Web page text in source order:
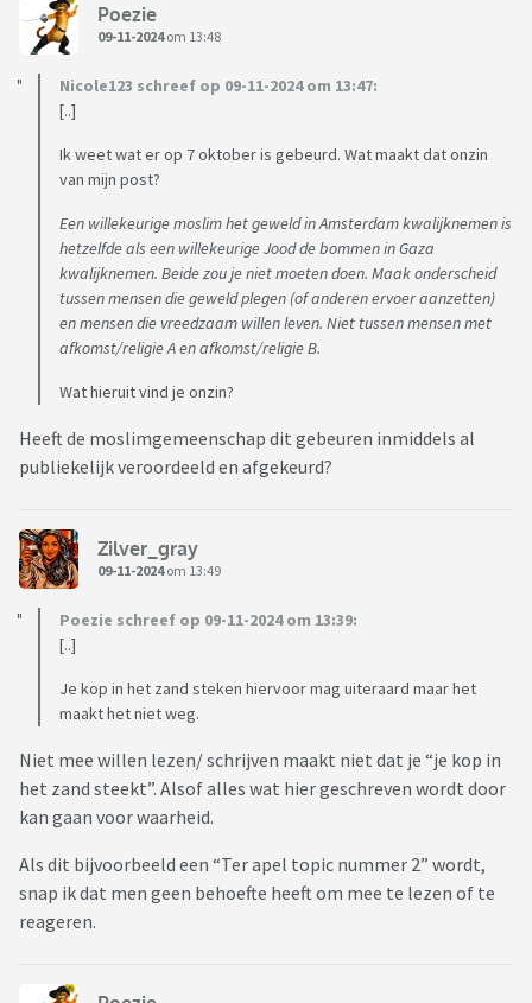
Poezie
09-11-2024om 13:48
Nicole123 schreef op 09-11-2024 om 13:47:
[..]
Ik weet wat er op 7 oktober is gebeurd. Wat maakt dat onzin
van mijn post?
Een willekeurige moslim het geweld in Amsterdam kwalijknemen is
hetzelfde als een willekeurige Jood de bommen in Gaza
kwalijknemen. Beide zou je niet moeten doen. Maak onderscheid
tussen mensen die geweld plegen (of anderen ervoer aanzetten)
en mensen die vreedzaam willen leven. Niet tussen mensen met
afkomst/religie A en afkomst/religie B.
Wat hieruit vind je onzin?
Heeft de moslimgemeenschap dit gebeuren inmiddels al
publiekelijk veroordeeld en afgekeurd?
Zilver_gray
09-11-2024om 13:49
Poezie schreef op 09-11-2024 om 13:39:
[..]
Je kop in het zand steken hiervoor mag uiteraard maar het
maakt het niet weg.
Niet mee willen lezen/ schrijven maakt niet dat je “je kop in
het zand steekt”. Alsof alles wat hier geschreven wordt door
kan gaan voor waarheid.
Als dit bijvoorbeeld een “Ter apel topic nummer 2” wordt,
snap ik dat men geen behoefte heeft om mee te lezen of te
reageren.